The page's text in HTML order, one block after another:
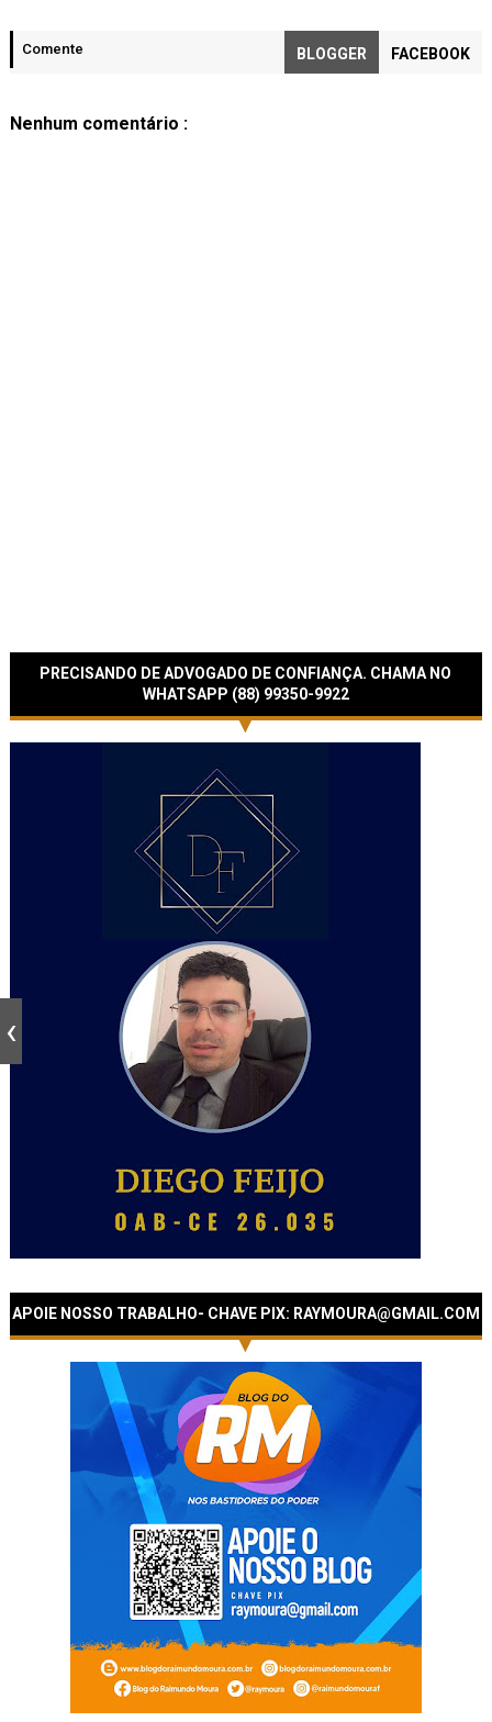
Comente BLOGGER FACEBOOK
Nenhum comentário :
PRECISANDO DE ADVOGADO DE CONFIANÇA. CHAMA NO
WHATSAPP (88) 99350-9922
APOIE NOSSO TRABALHO- CHAVE PIX: RAYMOURA@GMAIL.COM